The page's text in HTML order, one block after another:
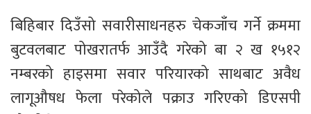
बिहिबार दिउँसो सवारीसाधनहरु चेकजाँच गर्ने क्रममा
बुटवलबाट पोखरातर्फ आउँदै गरेको बा २ ख १५१२
नम्बरको हाइसमा सवार परियारको साथबाट अवैध
लागूऔषध फेला परेकोले पक्राउ गरिएको डिएसपी